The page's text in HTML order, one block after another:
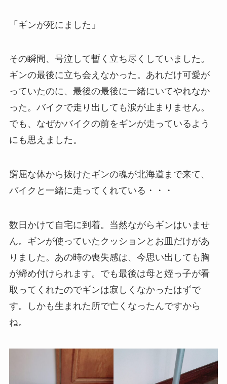
「ギンが死にました」
その瞬間、号泣して暫く立ち尽くしていました。
ギンの最後に立ち会えなかった。あれだけ可愛が
っていたのに、最後の最後に一緒にいてやれなか
った。バイクで走り出しても涙が止まりません。
でも、なぜかバイクの前をギンが走っているよう
にも思えました。
窮屈な体から抜けたギンの魂が北海道まで来て、
バイクと一緒に走ってくれている・・・
数日かけて自宅に到着。当然ながらギンはいませ
ん。ギンが使っていたクッションとお皿だけがあ
りました。あの時の喪失感は、今思い出しても胸
が締め付けられます。でも最後は母と姪っ子が看
取ってくれたのでギンは寂しくなかったはずで
す。しかも生まれた所で亡くなったんですから
ね。